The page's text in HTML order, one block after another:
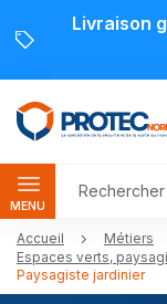
Livraison
MENU
Accueil
Métiers
Espaces verts,
Paysagiste jardinier